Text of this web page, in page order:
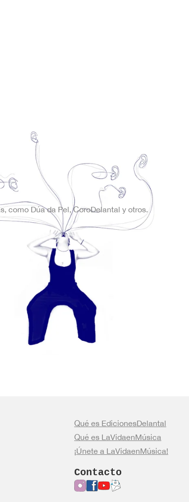
como Dúa da Pel, CoroDelantal y otros.
Qué es EdicionesDelantal
Qué es LaVidaenMúsica
¡Únete a LaVidaenMúsica!
Contacto